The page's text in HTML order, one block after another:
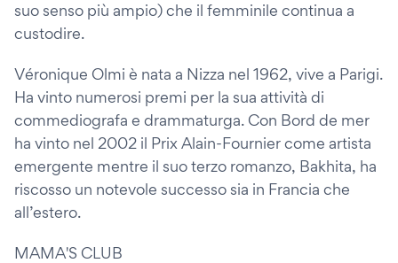
suo senso più ampio) che il femminile continua a
custodire.
Véronique Olmi è nata a Nizza nel 1962, vive a Parigi.
Ha vinto numerosi premi per la sua attività di
commediografa e drammaturga. Con Bord de mer
ha vinto nel 2002 il Prix Alain-Fournier come artista
emergente mentre il suo terzo romanzo, Bakhita, ha
riscosso un notevole successo sia in Francia che
all’estero.
MAMA'S CLUB